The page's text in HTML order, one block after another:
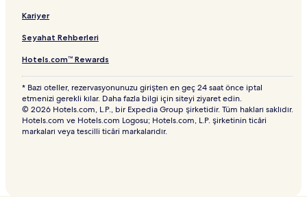
Kariyer
Seyahat Rehberleri
Hotels.com™ Rewards
* Bazı oteller, rezervasyonunuzu girişten en geç 24 saat önce iptal
etmenizi gerekli kılar. Daha fazla bilgi için siteyi ziyaret edin.
© 2026 Hotels.com, L.P., bir Expedia Group şirketidir. Tüm hakları saklıdır.
Hotels.com ve Hotels.com Logosu; Hotels.com, L.P. şirketinin ticâri
markaları veya tescilli ticâri markalarıdır.